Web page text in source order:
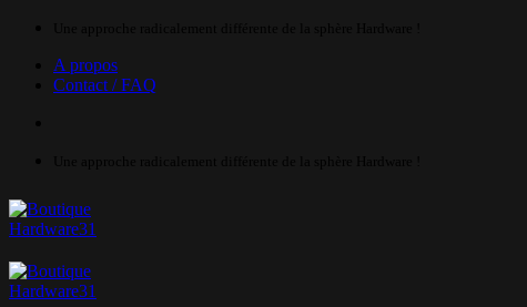
contenuA propos
Contact / FAQ